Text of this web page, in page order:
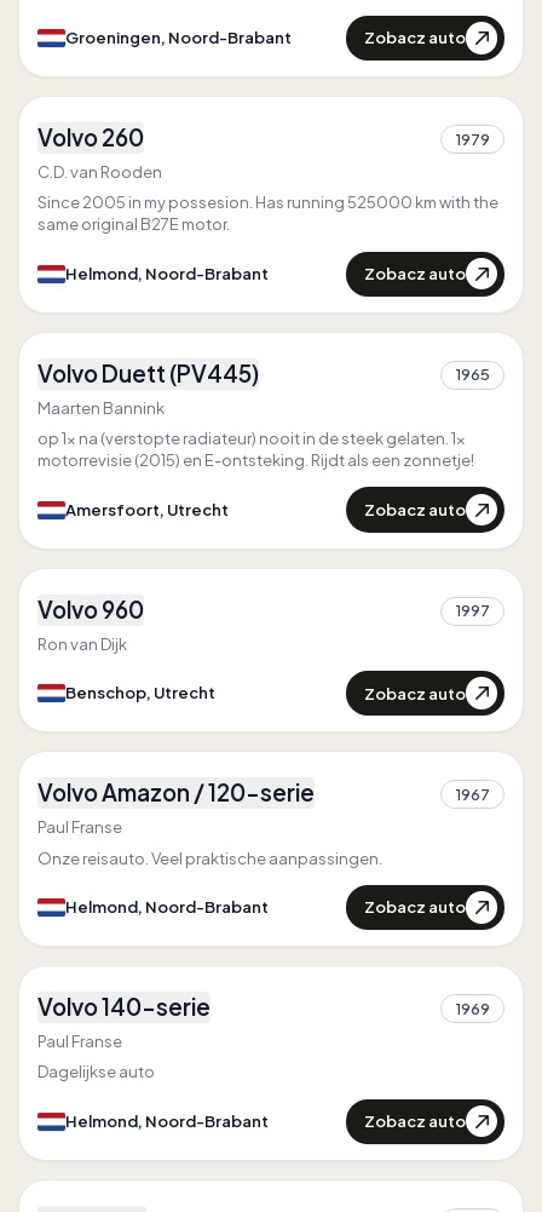
Groeningen, Noord-Brabant
Zobacz auto
2
1
Volvo 260
1979
C.D. van Rooden
Since 2005 in my possesion. Has running 525000 km with the
same original B27E motor.
Helmond, Noord-Brabant Zobacz auto
1
3
Volvo Duett (PV445)
1965
Maarten Bannink
op 1x na (verstopte radiateur) nooit in de steek gelaten. 1x
motorrevisie (2015) en E-ontsteking. Rijdt als een zonnetje!
Amersfoort, Utrecht Zobacz auto
1
1
Volvo 960
1997
Ron van Dijk
Benschop, Utrecht Zobacz auto
1
3
Volvo Amazon / 120-serie
1967
Paul Franse
Onze reisauto. Veel praktische aanpassingen.
Helmond, Noord-Brabant Zobacz auto
1
1
Volvo 140-serie
1969
Paul Franse
Dagelijkse auto
Helmond, Noord-Brabant Zobacz auto
3